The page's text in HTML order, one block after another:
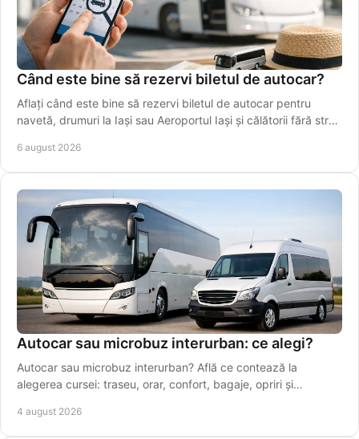
Când este bine să rezervi biletul de autocar?
Aflați când este bine să rezervi biletul de autocar pentru
navetă, drumuri la Iași sau Aeroportul Iași și călătorii fără stres
6 august 2026
Autocar sau microbuz interurban: ce alegi?
Autocar sau microbuz interurban? Află ce contează la
alegerea cursei: traseu, orar, confort, bagaje, opriri și
4 august 2026